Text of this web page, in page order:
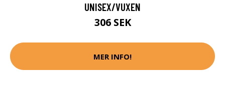
UNISEX/VUXEN
306 SEK
MER INFO!